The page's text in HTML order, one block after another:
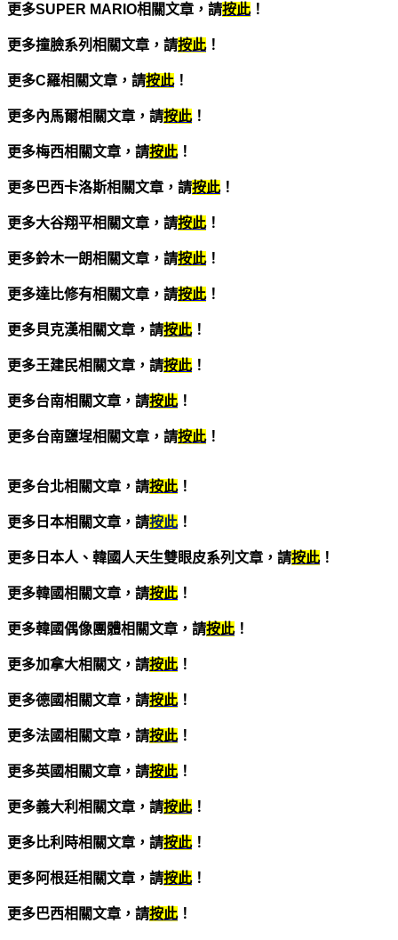
更多SUPER MARIO相關文章，請按此！
更多撞臉系列相關文章，請按此！
更多C羅相關文章，請按此！
更多內馬爾相關文章，請按此！
更多梅西相關文章，請按此！
更多巴西卡洛斯相關文章，請按此！
更多大谷翔平相關文章，請按此！
更多鈴木一朗相關文章，請按此！
更多達比修有相關文章，請按此！
更多貝克漢相關文章，請按此！
更多王建民相關文章，請按此！
更多台南相關文章，請按此！
更多台南鹽埕相關文章，請按此！
更多台北相關文章，請按此！
更多日本相關文章，請按此！
更多日本人、韓國人天生雙眼皮系列文章，請按此！
更多韓國相關文章，請按此！
更多韓國偶像團體相關文章，請按此！
更多加拿大相關文，請按此！
更多德國相關文章，請按此！
更多法國相關文章，請按此！
更多英國相關文章，請按此！
更多義大利相關文章，請按此！
更多比利時相關文章，請按此！
更多阿根廷相關文章，請按此！
更多巴西相關文章，請按此！